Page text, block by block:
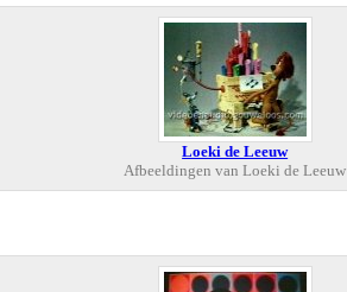
Loeki de Leeuw
Afbeeldingen van Loeki de Leeuw